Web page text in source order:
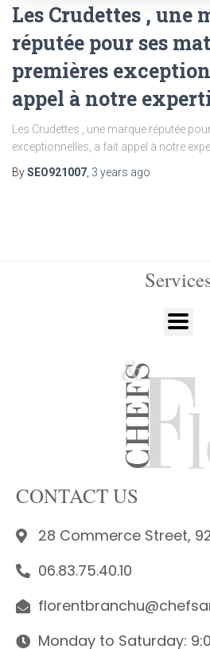
Les Crudettes , une
réputée pour ses
premières
appel à notre
Les Crudettes , une marque réputée
exceptionnelles, a fait appel à notre
BySEO921007 3 years ago
CONTACT US
28 Commerce Street,
06.83.75.40.10
Monday to Saturday: